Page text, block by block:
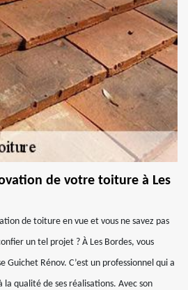
de votre toiture à Les
de toiture en vue et vous ne savez pas
un tel projet ? À Les Bordes, vous
Guichet Rénov. C’est un professionnel qui a
qualité de ses réalisations. Avec son